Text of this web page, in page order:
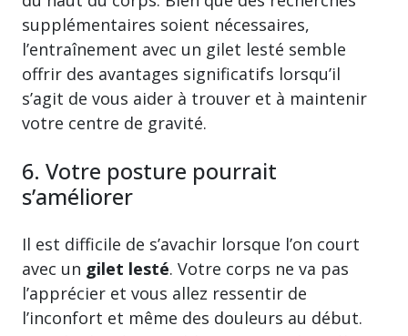
supplémentaires soient nécessaires,
l’entraînement avec un gilet lesté semble
offrir des avantages significatifs lorsqu’il
s’agit de vous aider à trouver et à maintenir
votre centre de gravité.
6. Votre posture pourrait
s’améliorer
Il est difficile de s’avachir lorsque l’on court
avec un gilet lesté. Votre corps ne va pas
l’apprécier et vous allez ressentir de
l’inconfort et même des douleurs au début.